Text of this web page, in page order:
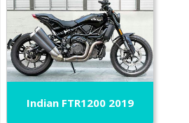
Indian FTR1200 2019